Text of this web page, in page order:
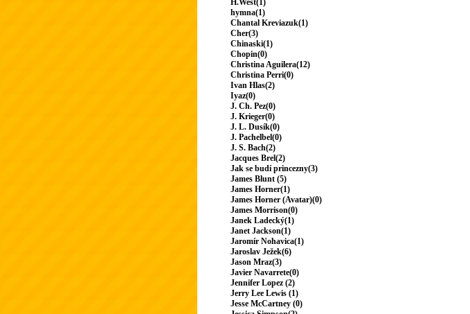
H.West(1)
hymna(1)
Chantal Kreviazuk(1)
Cher(3)
Chinaski(1)
Chopin(0)
Christina Aguilera(12)
Christina Perri(0)
Ivan Hlas(2)
Iyaz(0)
J. Ch. Pez(0)
J. Krieger(0)
J. L. Dusík(0)
J. Pachelbel(0)
J. S. Bach(2)
Jacques Brel(2)
Jak se budí princezny(3)
James Blunt (5)
James Horner(1)
James Horner (Avatar)(0)
James Morrison(0)
Janek Ladecký(1)
Janet Jackson(1)
Jaromír Nohavica(1)
Jaroslav Ježek(6)
Jason Mraz(3)
Javier Navarrete(0)
Jennifer Lopez (2)
Jerry Lee Lewis (1)
Jesse McCartney (0)